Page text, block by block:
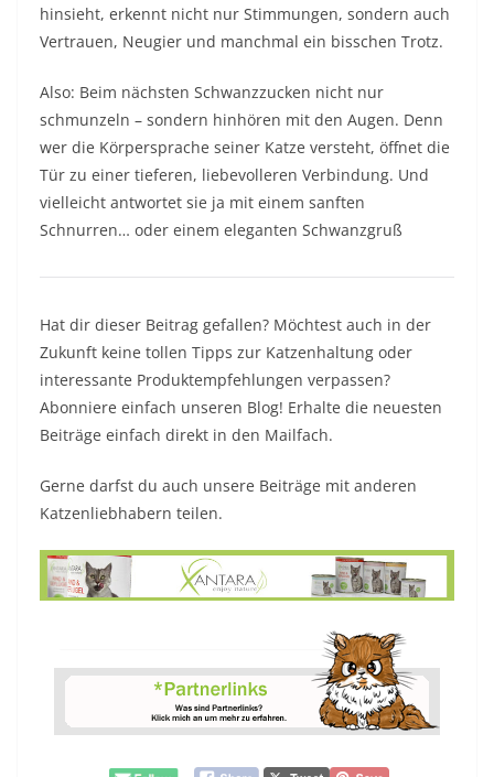
hinsieht, erkennt nicht nur Stimmungen, sondern auch
Vertrauen, Neugier und manchmal ein bisschen Trotz.
Also: Beim nächsten Schwanzzucken nicht nur
schmunzeln – sondern hinhören mit den Augen. Denn
wer die Körpersprache seiner Katze versteht, öffnet die
Tür zu einer tieferen, liebevolleren Verbindung. Und
vielleicht antwortet sie ja mit einem sanften
Schnurren… oder einem eleganten Schwanzgruß
Hat dir dieser Beitrag gefallen? Möchtest auch in der
Zukunft keine tollen Tipps zur Katzenhaltung oder
interessante Produktempfehlungen verpassen?
Abonniere einfach unseren Blog! Erhalte die neuesten
Beiträge einfach direkt in den Mailfach.
Gerne darfst du auch unsere Beiträge mit anderen
Katzenliebhabern teilen.